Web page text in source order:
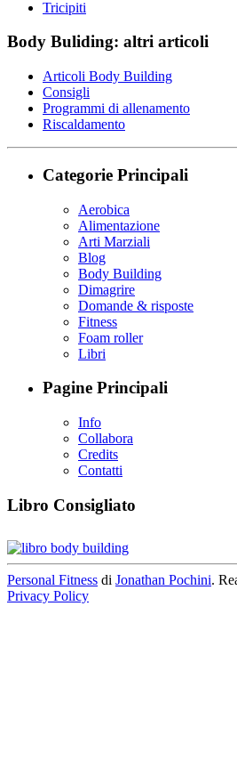
Tricipiti
Body Buliding: altri articoli
Articoli Body Building
Consigli
Programmi di allenamento
Riscaldamento
Categorie Principali
Aerobica
Alimentazione
Arti Marziali
Blog
Body Building
Dimagrire
Domande & risposte
Fitness
Foam roller
Libri
Pagine Principali
Info
Collabora
Credits
Contatti
Libro Consigliato
Personal Fitness di Jonathan Pochini.
Privacy Policy